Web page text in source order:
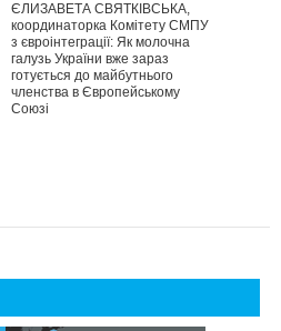
ЄЛИЗАВЕТА СВЯТКІВСЬКА,
координаторка Комітету СМПУ
з євроінтеграції: Як молочна
галузь України вже зараз
готується до майбутнього
членства в Європейському
Союзі